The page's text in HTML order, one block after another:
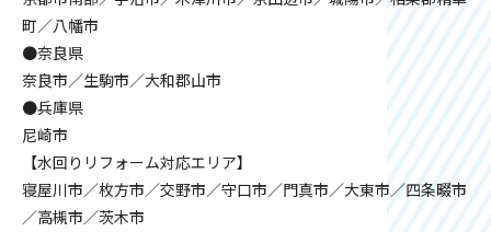
町／八幡市
●奈良県
奈良市／生駒市／大和郡山市
●兵庫県
尼崎市
【水回りリフォーム対応エリア】
寝屋川市／枚方市／交野市／守口市／門真市／大東市／四条畷市
／高槻市／茨木市